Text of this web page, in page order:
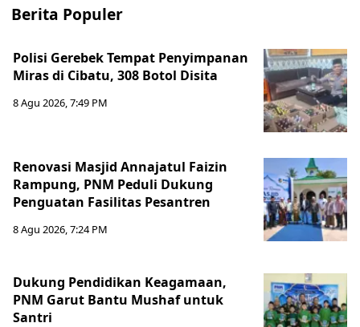
Berita Populer
Polisi Gerebek Tempat Penyimpanan
Miras di Cibatu, 308 Botol Disita
8 Agu 2026, 7:49 PM
Renovasi Masjid Annajatul Faizin
Rampung, PNM Peduli Dukung
Penguatan Fasilitas Pesantren
8 Agu 2026, 7:24 PM
Dukung Pendidikan Keagamaan,
PNM Garut Bantu Mushaf untuk
Santri